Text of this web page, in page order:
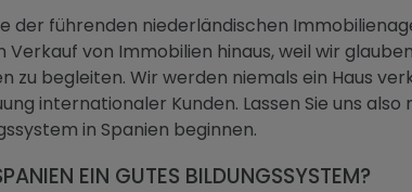
der führenden niederländischen
Verkauf von Immobilien hinaus, weil wir
zu begleiten. Wir werden niemals ein Haus
internationaler Kunden. Lassen Sie uns
in Spanien beginnen.
EIN GUTES BILDUNGSSYSTEM?